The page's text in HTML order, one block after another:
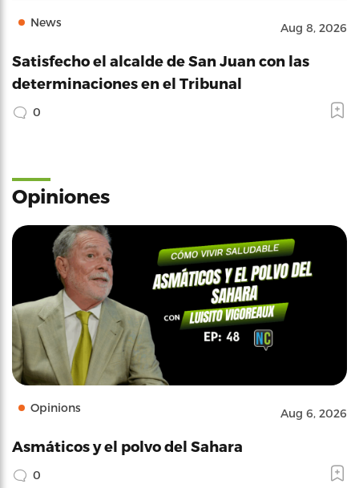
News Aug 8, 2026
Satisfecho el alcalde de San Juan con las
determinaciones en el Tribunal
0
Opiniones
Opinions Aug 6, 2026
Asmáticos y el polvo del Sahara
0